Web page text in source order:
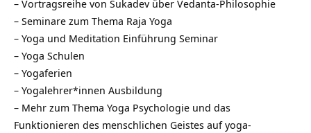
– Vortragsreihe von Sukadev über Vedanta-Philosophie
– Seminare zum Thema Raja Yoga
– Yoga und Meditation Einführung Seminar
– Yoga Schulen
– Yogaferien
– Yogalehrer*innen Ausbildung
– Mehr zum Thema Yoga Psychologie und das
Funktionieren des menschlichen Geistes aufyoga-